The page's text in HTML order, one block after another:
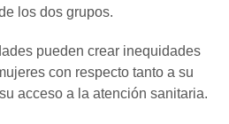
los dos grupos.
pueden crear inequidades
con respecto tanto a su
acceso a la atención sanitaria.